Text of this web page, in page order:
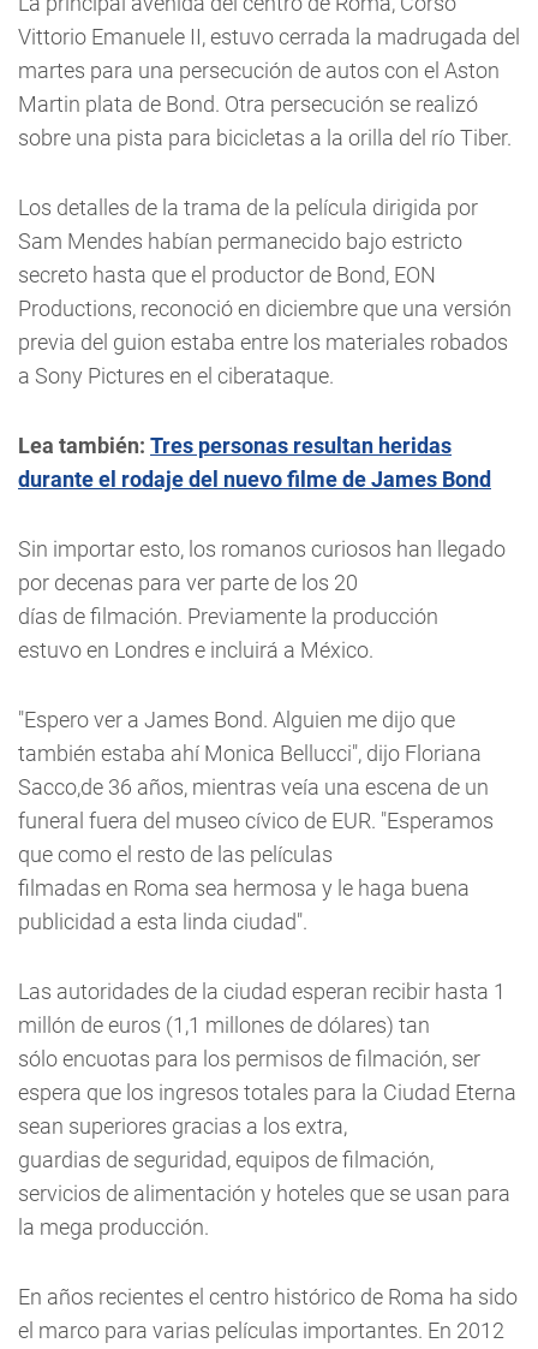
Vittorio Emanuele II, estuvo cerrada la madrugada del
martes para una persecución de autos con el Aston
Martin plata de Bond. Otra persecución se realizó
sobre una pista para bicicletas a la orilla del río Tiber.
Los detalles de la trama de la película dirigida por
Sam Mendes habían permanecido bajo estricto
secreto hasta que el productor de Bond, EON
Productions, reconoció en diciembre que una versión
previa del guion estaba entre los materiales robados
a Sony Pictures en el ciberataque.
Lea también: Tres personas resultan heridas
durante el rodaje del nuevo filme de James Bond
Sin importar esto, los romanos curiosos han llegado
por decenas para ver parte de los 20
días de filmación. Previamente la producción
estuvo en Londres e incluirá a México.
"Espero ver a James Bond. Alguien me dijo que
también estaba ahí Monica Bellucci", dijo Floriana
Sacco,de 36 años, mientras veía una escena de un
funeral fuera del museo cívico de EUR. "Esperamos
que como el resto de las películas
filmadas en Roma sea hermosa y le haga buena
publicidad a esta linda ciudad".
Las autoridades de la ciudad esperan recibir hasta 1
millón de euros (1,1 millones de dólares) tan
sólo encuotas para los permisos de filmación, ser
espera que los ingresos totales para la Ciudad Eterna
sean superiores gracias a los extra,
guardias de seguridad, equipos de filmación,
servicios de alimentación y hoteles que se usan para
la mega producción.
En años recientes el centro histórico de Roma ha sido
el marco para varias películas importantes. En 2012